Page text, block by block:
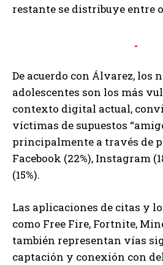
restante se distribuye entre
.
De acuerdo con Álvarez, los
adolescentes son los más
contexto digital actual,
víctimas de supuestos
principalmente a través de
Facebook (22%), Instagram
(15%).
Las aplicaciones de citas y
como Free Fire, Fortnite,
también representan vías
captación y conexión con